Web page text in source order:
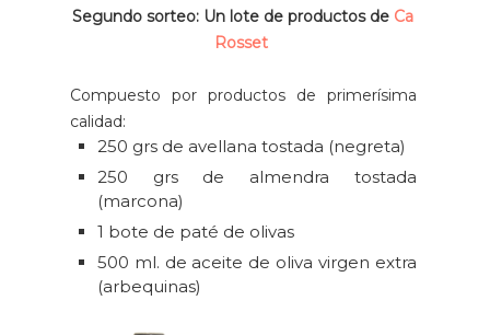
Segundo sorteo: Un lote de productos de Ca
Rosset
Compuesto por productos de primerísima
calidad:
250 grs de avellana tostada (negreta)
250 grs de almendra tostada
(marcona)
1 bote de paté de olivas
500 ml. de aceite de oliva virgen extra
(arbequinas)